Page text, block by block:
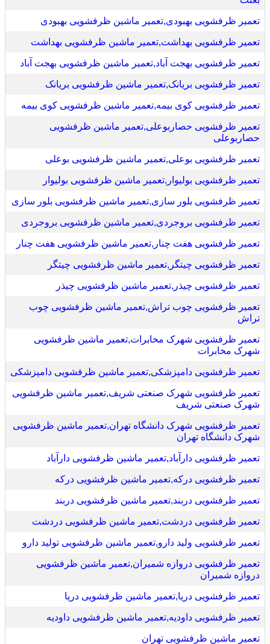
تعمیر ظرفشویی بهبودی,تعمیر ماشین ظرفشویی بهبودی
تعمیر ظرفشویی بهداشت,تعمیر ماشین ظرفشویی بهداشت
تعمیر ظرفشویی بهجت آباد,تعمیر ماشین ظرفشویی بهجت آباد
تعمیر ظرفشویی بریانک,تعمیر ماشین ظرفشویی بریانک
تعمیر ظرفشویی کوی بیمه,تعمیر ماشین ظرفشویی کوی بیمه
تعمیر ظرفشویی حصاربوعلی,تعمیر ماشین ظرفشویی
حصاربوعلی
تعمیر ظرفشویی بوعلی,تعمیر ماشین ظرفشویی بوعلی
تعمیر ظرفشویی بولیوار,تعمیر ماشین ظرفشویی بولیوار
تعمیر ظرفشویی بلور سازی,تعمیر ماشین ظرفشویی بلور سازی
تعمیر ظرفشویی بروجردی,تعمیر ماشین ظرفشویی بروجردی
تعمیر ظرفشویی هفت چنار,تعمیر ماشین ظرفشویی هفت چنار
تعمیر ظرفشویی چیتگر,تعمیر ماشین ظرفشویی چیتگر
تعمیر ظرفشویی چیذر,تعمیر ماشین ظرفشویی چیذر
تعمیر ظرفشویی چوب تراش,تعمیر ماشین ظرفشویی چوب
تراش
تعمیر ظرفشویی شهرک مخابرات,تعمیر ماشین ظرفشویی
شهرک مخابرات
تعمیر ظرفشویی دامپزشکی,تعمیر ماشین ظرفشویی دامپزشکی
تعمیر ظرفشویی شهرک صنعتی شریف,تعمیر ماشین ظرفشویی
شهرک صنعتی شریف
تعمیر ظرفشویی شهرک دانشگاه تهران,تعمیر ماشین ظرفشویی
شهرک دانشگاه تهران
تعمیر ظرفشویی دارآباد,تعمیر ماشین ظرفشویی دارآباد
تعمیر ظرفشویی درکه,تعمیر ماشین ظرفشویی درکه
تعمیر ظرفشویی دربند,تعمیر ماشین ظرفشویی دربند
تعمیر ظرفشویی دردشت,تعمیر ماشین ظرفشویی دردشت
تعمیر ظرفشویی ولید دارو,تعمیر ماشین ظرفشویی تولید دارو
تعمیر ظرفشویی دروازه شمیران,تعمیر ماشین ظرفشویی
دروازه شمیران
تعمیر ظرفشویی دریا,تعمیر ماشین ظرفشویی دریا
تعمیر ظرفشویی داودیه,تعمیر ماشین ظرفشویی داودیه
تعمیر ماشین ظرفشویی تهران